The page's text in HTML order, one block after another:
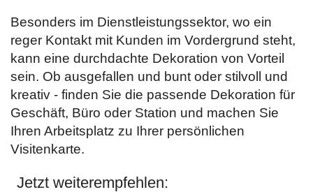
Besonders im Dienstleistungssektor, wo ein
reger Kontakt mit Kunden im Vordergrund steht,
kann eine durchdachte Dekoration von Vorteil
sein. Ob ausgefallen und bunt oder stilvoll und
kreativ - finden Sie die passende Dekoration für
Geschäft, Büro oder Station und machen Sie
Ihren Arbeitsplatz zu Ihrer persönlichen
Visitenkarte.
Jetzt weiterempfehlen: